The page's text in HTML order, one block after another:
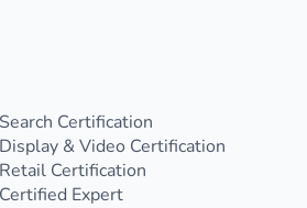
Certification
& Video Certification
Certification
Expert